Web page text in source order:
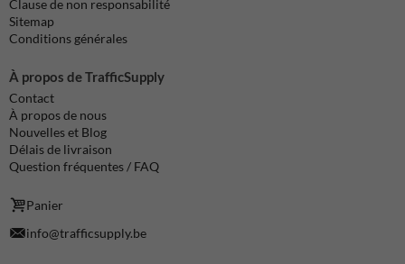
Clause de non responsabilité
Sitemap
Conditions générales
À propos de TrafficSupply
Contact
À propos de nous
Nouvelles et Blog
Délais de livraison
Question fréquentes / FAQ
Panier
info@trafficsupply.be